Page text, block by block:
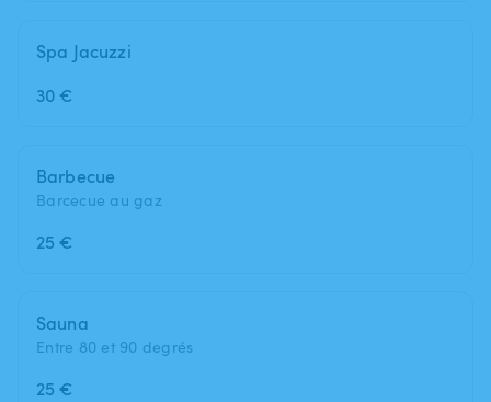
Spa Jacuzzi
30 €
Barbecue
Barcecue au gaz
25 €
Sauna
Entre 80 et 90 degrés
25 €